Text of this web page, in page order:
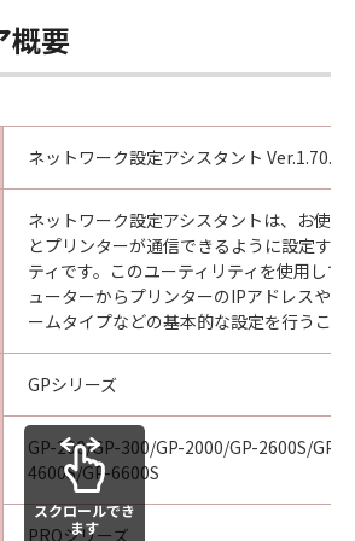
合には、キヤノンは、「メディ
たします。
責
れます。キヤノン、キヤノン
れらの販売代理店及び販売店
ウエア」に関して、商品性及び
適合性の保証を含め、いかなる
ると黙示たるとを問わず一切し
。
キヤノンの関連会社、それらの販
不能から生ずるいかなる損害
その他の派生的または付随的な
れらに限定されない）につい
を負わないものとします。例
キヤノンの関連会社、それらの
販売店がかかる損害の可能性に
概要
ネットワーク設定アシスタント Ver.1.70.0
ネットワーク設定アシスタントは、お使
とプリンターが通信できるように設定す
ティです。このユーティリティを使用して
ューターからプリンターのIPアドレスや
ームタイプなどの基本的な設定を行うこと
GPシリーズ
GP-200/GP-300/GP-2000/GP-2600S/GP-
4600S/GP-6600S
PROシリーズ
スクロールでき
ます